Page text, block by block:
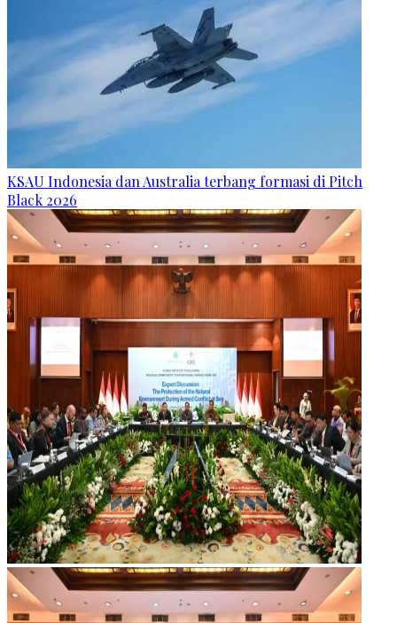
KSAU Indonesia dan Australia terbang formasi di Pitch
Black 2026